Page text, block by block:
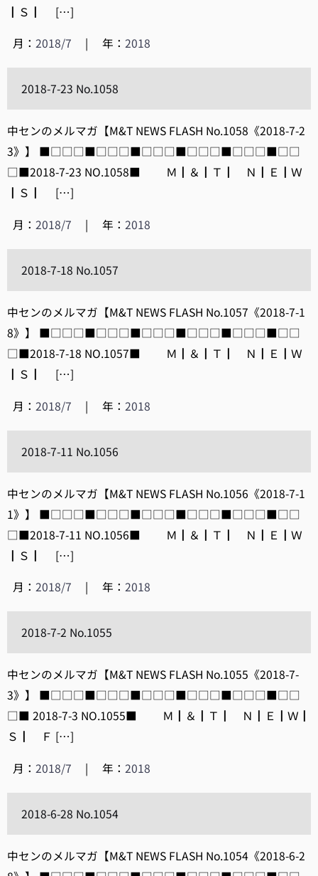
┃Ｓ┃ […]
月： 2018/7 | 年：2018
2018-7-23 No.1058
中センのメルマガ【M&T NEWS FLASH No.1058《2018-7-2
3》】 ■□□□■□□□■□□□■□□□■□□□■□□
□■2018-7-23 NO.1058■ Ｍ┃＆┃Ｔ┃ Ｎ┃Ｅ┃Ｗ
┃Ｓ┃ […]
月： 2018/7 | 年：2018
2018-7-18 No.1057
中センのメルマガ【M&T NEWS FLASH No.1057《2018-7-1
8》】 ■□□□■□□□■□□□■□□□■□□□■□□
□■2018-7-18 NO.1057■ Ｍ┃＆┃Ｔ┃ Ｎ┃Ｅ┃Ｗ
┃Ｓ┃ […]
月： 2018/7 | 年：2018
2018-7-11 No.1056
中センのメルマガ【M&T NEWS FLASH No.1056《2018-7-1
1》】 ■□□□■□□□■□□□■□□□■□□□■□□
□■2018-7-11 NO.1056■ Ｍ┃＆┃Ｔ┃ Ｎ┃Ｅ┃Ｗ
┃Ｓ┃ […]
月： 2018/7 | 年：2018
2018-7-2 No.1055
中センのメルマガ【M&T NEWS FLASH No.1055《2018-7-
3》】 ■□□□■□□□■□□□■□□□■□□□■□□
□■ 2018-7-3 NO.1055■ Ｍ┃＆┃Ｔ┃ Ｎ┃Ｅ┃Ｗ┃
Ｓ┃ Ｆ […]
月： 2018/7 | 年：2018
2018-6-28 No.1054
中センのメルマガ【M&T NEWS FLASH No.1054《2018-6-2